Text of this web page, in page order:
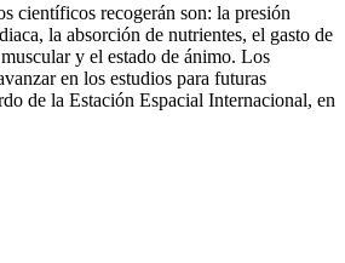
científicos recogerán son: la presión
la absorción de nutrientes, el gasto de
y el estado de ánimo. Los
en los estudios para futuras
de la Estación Espacial Internacional, en